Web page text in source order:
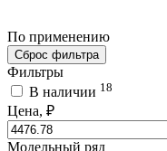
По применению
Сброс фильтра
Фильтры
В наличии 18
Цена, ₽
Модельный ряд